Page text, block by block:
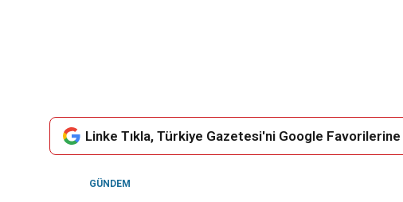
Linke Tıkla, Türkiye Gazetesi'ni Google Favorilerine
GÜNDEM